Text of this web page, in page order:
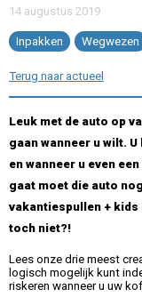
14 augustus 2019
Inpakken Wegwezen
Terug naar actueel
Leuk met de auto op
gaan wanneer u wilt.
en wanneer u even
gaat moet die auto
vakantiespullen + kids
toch niet?!
Lees onze drie meest
logisch mogelijk kunt
riskeren wanneer u uw